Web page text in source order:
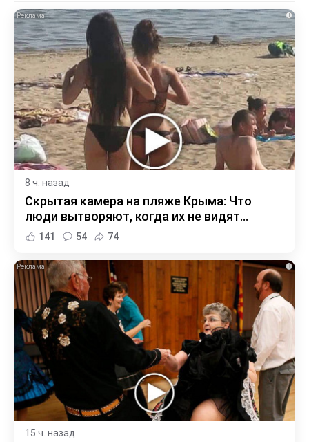
i
8 ч. назад
Скрытая камера на пляже Крыма: Что
люди вытворяют, когда их не видят...
141 54 74
i
15 ч. назад